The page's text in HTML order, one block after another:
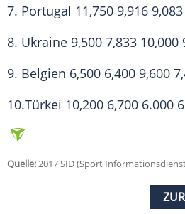
7. Portugal 11,750 9,916
8. Ukraine 9,500 7,833 10,000
9. Belgien 6,500 6,400 9,600
10.Türkei 10,200 6,700 6.000
Quelle:2017 SID (Sport